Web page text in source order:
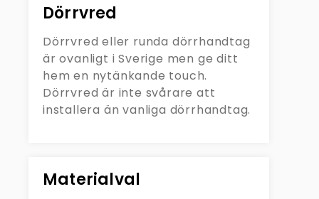
Dörrvred
Dörrvred eller runda dörrhandtag
är ovanligt i Sverige men ge ditt
hem en nytänkande touch.
Dörrvred är inte svårare att
installera än vanliga dörrhandtag.
Materialval